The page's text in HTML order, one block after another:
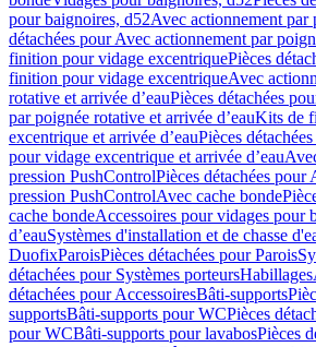
pour baignoires, d52Avec actionnement par
détachées pour Avec actionnement par
finition pour vidage excentriquePièces
finition pour vidage excentriqueAvec
rotative et arrivée d’eauPièces détachées
par poignée rotative et arrivée d’eauKits de
excentrique et arrivée d’eauPièces
pour vidage excentrique et arrivée d’eau
pression PushControlPièces détachées pour
pression PushControlAvec cache bonde
cache bondeAccessoires pour vidages pour
d’eauSystèmes d'installation et de chasse
DuofixParoisPièces détachées pour Parois
détachées pour Systèmes porteursHabillages
détachées pour AccessoiresBâti-supports
supportsBâti-supports pour WCPièces
pour WCBâti-supports pour lavabosPièces